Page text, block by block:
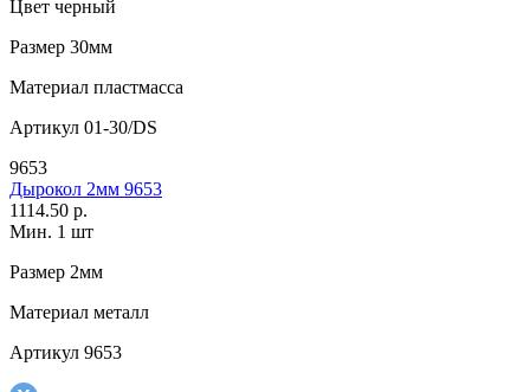
Цвет черный
Размер 30мм
Материал пластмасса
Артикул 01-30/DS
9653
Дырокол 2мм 9653
1114.50 р.
Мин. 1 шт
Размер 2мм
Материал металл
Артикул 9653